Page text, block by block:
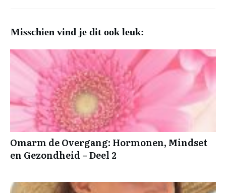
Misschien vind je dit ook leuk:
Omarm de Overgang: Hormonen, Mindset
en Gezondheid – Deel 2